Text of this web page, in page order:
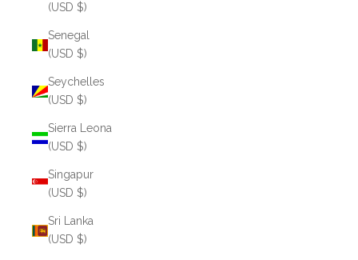
(USD $)
Senegal
(USD $)
Seychelles
(USD $)
Sierra Leona
(USD $)
Singapur
(USD $)
Sri Lanka
(USD $)